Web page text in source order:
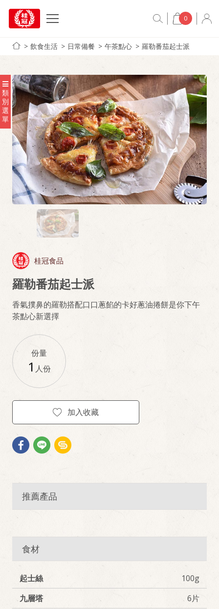
0
飲食生活 日常備餐 午茶點心 羅勒番茄起士派
類
別
選
單
桂冠食品
羅勒番茄起士派
香氣撲鼻的羅勒搭配口口蔥餡的卡好蔥油捲餅是你下午
茶點心新選擇
份量
1 人份
加入收藏
推薦產品
食材
起士絲
100g
九層塔
6片